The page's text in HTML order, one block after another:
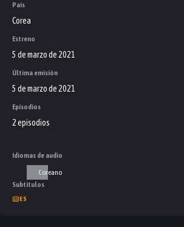
País
Corea
Estreno
5 de marzo de 2021
Última emisión
5 de marzo de 2021
Episodios
2 episodios
Idiomas de audio
Coreano
Subtítulos
ES